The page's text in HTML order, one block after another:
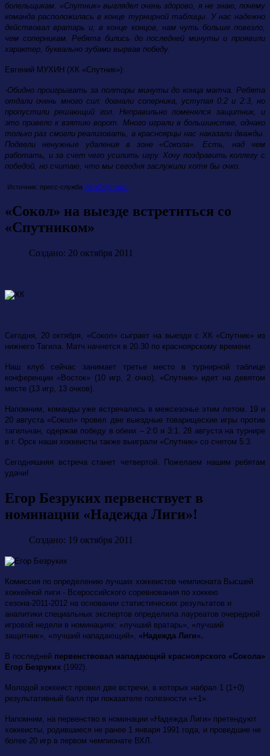
болельщикам. «Спутник» выглядел очень здорово, я не знаю, почему
команда расположилась в конце турнирной таблицы. У нас надежно
действовал вратарь и, в конце концов, нам чуть больше повезло,
чем соперникам. Ребята бились до последней минуты и проявили
характер, буквально зубами вырвав победу.
Евгений МУХИН (ХК «Спутник»):
-Обидно проигрывать за полторы минуты до конца матча. Ребята
отдали очень много сил: догнали соперника, уступая 0:2 и 2:3, но
пропустили решающий гол. Неправильно поменялся защитник, и
это привело к взятию ворот. Много играли в большинстве, однако
только раз смогли реализовать, а красноярцы нас наказали дважды.
Подвели ненужные удаления в зоне «Сокола». Есть, над чем
работать, и за счет чего усилить игру. Хочу поздравить коллегу с
победой, но считаю, что мы сегодня заслужили хотя бы очко.
Источник: пресс-служба ХК «Спутник».
«Сокол» на выезде встретиться со
«Спутником»
Создано: 20 октября 2011
Сегодня, 20 октября, «Сокол» сыграет на выезде с ХК «Спутник» из
нижнего Тагила. Матч начнется в 20.30 по красноярскому времени.
Наш клуб сейчас занимает третье место в турнирной таблице
конференции «Восток» (10 игр, 2 очко), «Спутник» идет на девятом
месте (13 игр, 13 очков).
Напомним, команды уже встречались в межсезонье этим летом. 19 и
20 августа «Сокол» провел две выездные товарищеские игры против
тагильчан, одержав победу в обеих – 2:0 и 3:1. 28 августа на турнире
в г. Орск наши хоккеисты также выиграли «Спутник» со счетом 5:3.
Сегодняшняя встреча станет четвертой. Пожелаем нашим ребятам
удачи!
Егор Безруких первенствует в
номинации «Надежда Лиги»!
Создано: 19 октября 2011
Комиссия по определению лучших хоккеистов чемпионата Высшей
хоккейной лиги - Всероссийского соревнования по хоккею
сезона-2011-2012 на основании статистических результатов и
аналитики специальных экспертов определила лауреатов очередной
игровой недели в номинациях: «лучший вратарь», «лучший
защитник», «лучший нападающий», «Надежда Лиги».
В последней первенствовал нападающий красноярского «Сокола»
Егор Безруких (1992).
Молодой хоккеист провел две встречи, в которых набрал 1 (1+0)
результативный балл при показателе полезности «+1».
Напомним, на первенство в номинации «Надежда Лиги» претендуют
хоккеисты, родившиеся не ранее 1 января 1991 года, и проведшие не
более 20 игр в первом чемпионате ВХЛ.